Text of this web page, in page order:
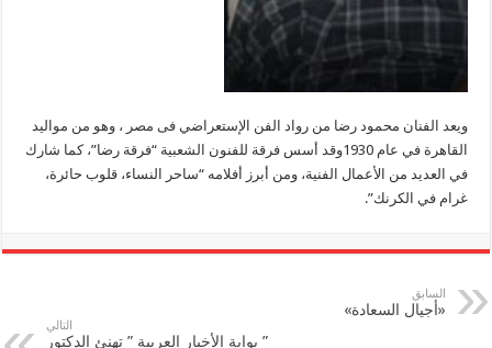
ويعد الفنان محمود رضا من رواد الفن الإستعراضي فى مصر ، وهو من مواليد
القاهرة في عام 1930وقد أسس فرقة للفنون الشعبية “فرقة رضا”، كما شارك
في العديد من الأعمال الفنية، ومن أبرز أفلامه “ساحر النساء، قلوب حائرة،
غرام في الكرنك”.
السابق
«أجيال السعادة»
التالي
” بوابة الأخبار العربية ” تهنئ الدكتور